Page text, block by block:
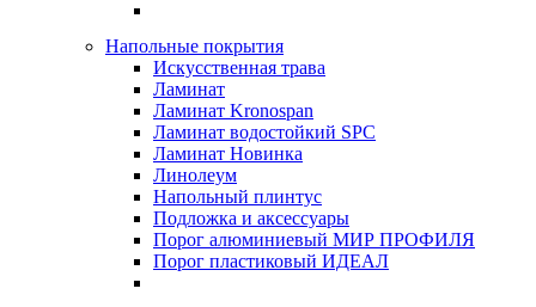
Напольные покрытия
Искусственная трава
Ламинат
Ламинат Kronospan
Ламинат водостойкий SPC
Ламинат Новинка
Линолеум
Напольный плинтус
Подложка и аксессуары
Порог алюминиевый МИР ПРОФИЛЯ
Порог пластиковый ИДЕАЛ